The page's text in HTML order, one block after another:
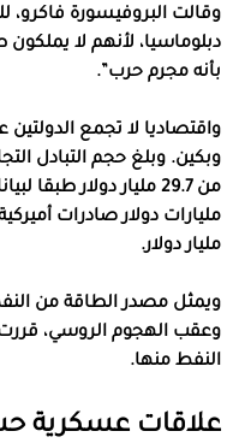
وقالت البروفيسورة
دبلوماسيا، لأنهم لا
بأنه مجرم حرب”.
واقتصاديا لا تجمع
مليار دولار.
ويمثل مصدر الطاقة من النفط
وعقب الهجوم الروسي، قررت
النفط منها.
علاقات عسكرية